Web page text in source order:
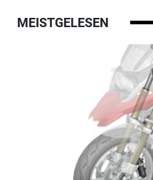
MEISTGELESEN